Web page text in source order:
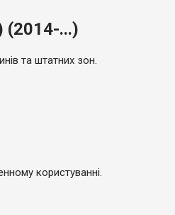
(2014-...)
та штатних зон.
користуванні.